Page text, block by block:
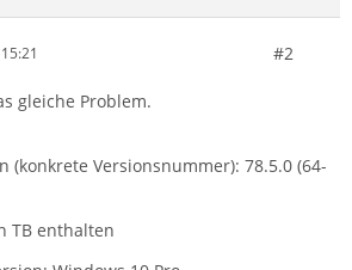
#2
gleiche Problem.
(konkrete Versionsnummer): 78.5.0 (64-
TB enthalten